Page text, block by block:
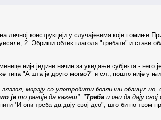
конструкцији у случајевима које помиње
2. Обриши облик глагола "требати" и стави
није једини начин за укидање субјекта - него
типа "А шта је друго могао?" и сл., пошто није у
глагол, морају се употребити безлични облици:
је то раније да кажеш", "Треба и они да дају свој
"И они треба да дају свој део", што би по твом